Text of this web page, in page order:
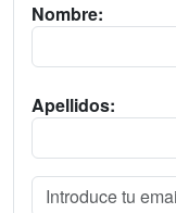
Nombre:
Apellidos: